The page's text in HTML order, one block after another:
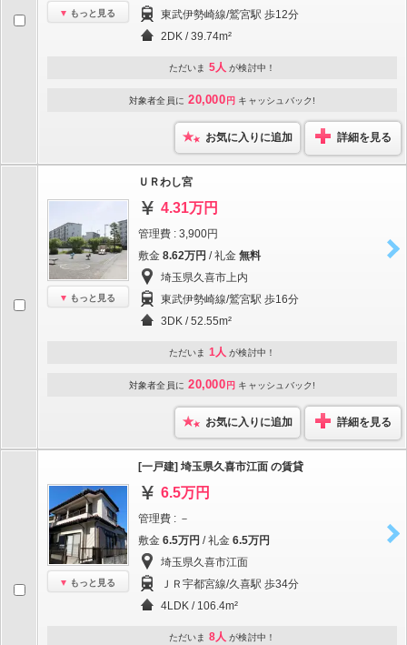
もっと見る
東武伊勢崎線/鷲宮駅 歩12分
2DK / 39.74m²
ただいま 5人 が検討中！
対象者全員に 20,000 円 キャッシュバック!
お気に入りに追加 詳細を見る
もっと見る
ＵＲわし宮
4.31万円
管理費 : 3,900円
敷金 8.62万円 / 礼金 無料
埼玉県久喜市上内
東武伊勢崎線/鷲宮駅 歩16分
3DK / 52.55m²
ただいま 1人 が検討中！
対象者全員に 20,000 円 キャッシュバック!
お気に入りに追加 詳細を見る
もっと見る
[一戸建] 埼玉県久喜市江面 の賃貸
6.5万円
管理費 : －
敷金 6.5万円 / 礼金 6.5万円
埼玉県久喜市江面
ＪＲ宇都宮線/久喜駅 歩34分
4LDK / 106.4m²
ただいま 8人 が検討中！